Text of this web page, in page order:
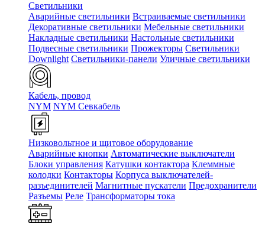
Светильники
Аварийные светильники Встраиваемые светильники
Декоративные светильники Мебельные светильники
Накладные светильники Настольные светильники
Подвесные светильники Прожекторы Светильники
Downlight Светильники-панели Уличные светильники
Кабель, провод
NYM NYM Севкабель
Низковольтное и щитовое оборудование
Аварийные кнопки Автоматические выключатели
Блоки управления Катушки контактора Клеммные
колодки Контакторы Корпуса выключателей-
разъединителей Магнитные пускатели Предохранители
Разъемы Реле Трансформаторы тока